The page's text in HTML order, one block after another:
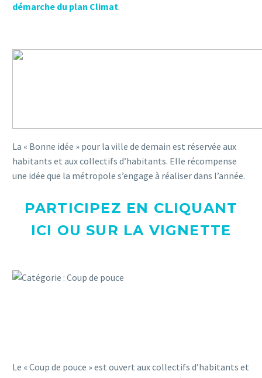
démarche du plan Climat.
La « Bonne idée » pour la ville de demain est réservée aux
habitants et aux collectifs d’habitants. Elle récompense
une idée que la métropole s’engage à réaliser dans l’année.
PARTICIPEZ EN CLIQUANT
ICI OU SUR LA VIGNETTE
Le « Coup de pouce » est ouvert aux collectifs d’habitants et